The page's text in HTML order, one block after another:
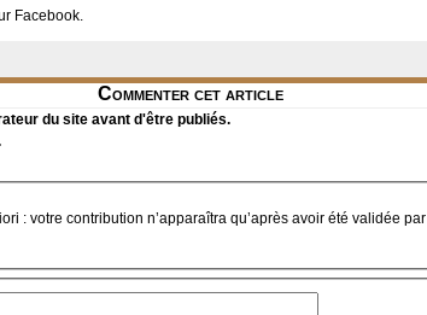
Facebook.
Commenter cet article
du site avant d'être publiés.
: votre contribution n’apparaîtra qu’après avoir été validée par